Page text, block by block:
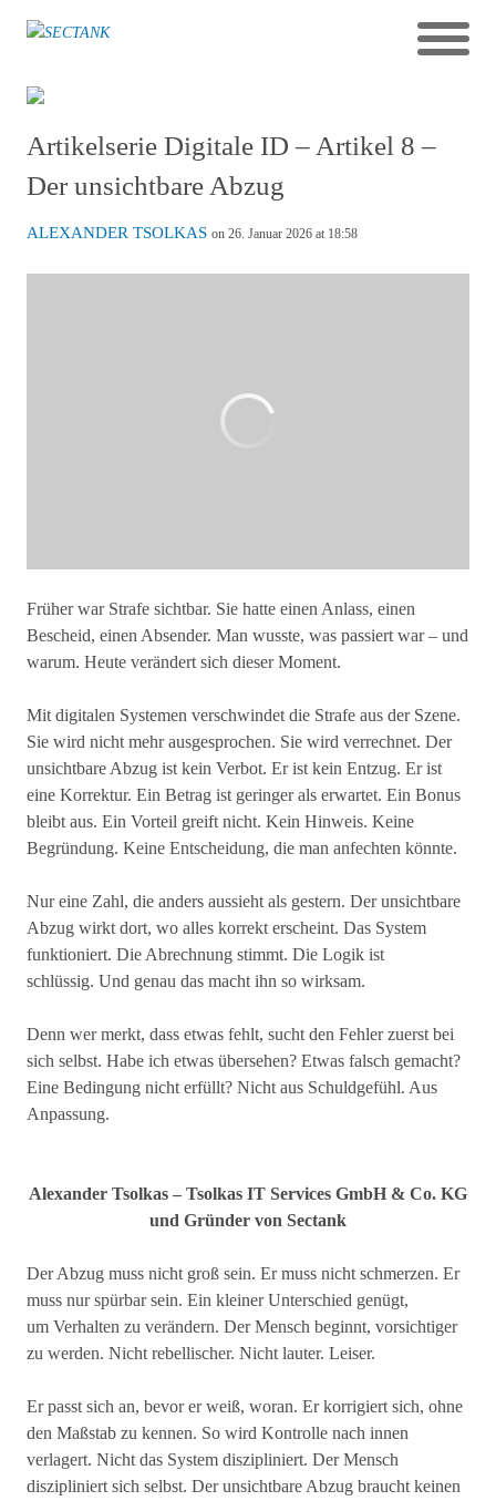
Artikelserie Digitale ID – Artikel 8 –
Der unsichtbare Abzug
ALEXANDER TSOLKAS on 26. Januar 2026 at 18:58
Früher war Strafe sichtbar. Sie hatte einen Anlass, einen
Bescheid, einen Absender. Man wusste, was passiert war – und
warum. Heute verändert sich dieser Moment.
Mit digitalen Systemen verschwindet die Strafe aus der Szene.
Sie wird nicht mehr ausgesprochen. Sie wird verrechnet. Der
unsichtbare Abzug ist kein Verbot. Er ist kein Entzug. Er ist
eine Korrektur. Ein Betrag ist geringer als erwartet. Ein Bonus
bleibt aus. Ein Vorteil greift nicht. Kein Hinweis. Keine
Begründung. Keine Entscheidung, die man anfechten könnte.
Nur eine Zahl, die anders aussieht als gestern. Der unsichtbare
Abzug wirkt dort, wo alles korrekt erscheint. Das System
funktioniert. Die Abrechnung stimmt. Die Logik ist
schlüssig. Und genau das macht ihn so wirksam.
Denn wer merkt, dass etwas fehlt, sucht den Fehler zuerst bei
sich selbst. Habe ich etwas übersehen? Etwas falsch gemacht?
Eine Bedingung nicht erfüllt? Nicht aus Schuldgefühl. Aus
Anpassung.
Alexander Tsolkas – Tsolkas IT Services GmbH & Co. KG
und Gründer von Sectank
Der Abzug muss nicht groß sein. Er muss nicht schmerzen. Er
muss nur spürbar sein. Ein kleiner Unterschied genügt,
um Verhalten zu verändern. Der Mensch beginnt, vorsichtiger
zu werden. Nicht rebellischer. Nicht lauter. Leiser.
Er passt sich an, bevor er weiß, woran. Er korrigiert sich, ohne
den Maßstab zu kennen. So wird Kontrolle nach innen
verlagert. Nicht das System diszipliniert. Der Mensch
diszipliniert sich selbst. Der unsichtbare Abzug braucht keinen